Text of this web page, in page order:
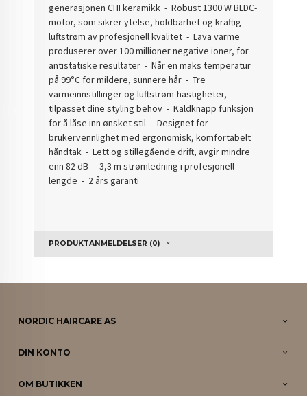
generasjonen CHI keramikk - Robust 1300 W BLDC-
motor, som sikrer ytelse, holdbarhet og kraftig
luftstrøm av profesjonell kvalitet - Lava varme
produserer over 100 millioner negative ioner, for
antistatiske resultater - Når en maks temperatur
på 99°C for mildere, sunnere hår - Tre
varmeinnstillinger og luftstrøm-hastigheter,
tilpasset dine styling behov - Kaldknapp funksjon
for å låse inn ønsket stil - Designet for
brukervennlighet med ergonomisk, komfortabelt
håndtak - Lett og stillegående drift, avgir mindre
enn 82 dB - 3,3 m strømledning i profesjonell
lengde - 2 års garanti
PRODUKTANMELDELSER (0)
NORDIC HAIRCARE AS
DIN KONTO
OM BUTIKKEN